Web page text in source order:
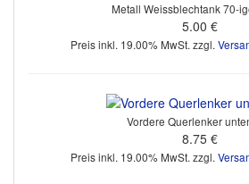
Metall Weissblechtank 70-
5.00 €
Preis inkl. 19.00% MwSt. zzgl.
Vordere Querlenker
8.75 €
Preis inkl. 19.00% MwSt. zzgl.